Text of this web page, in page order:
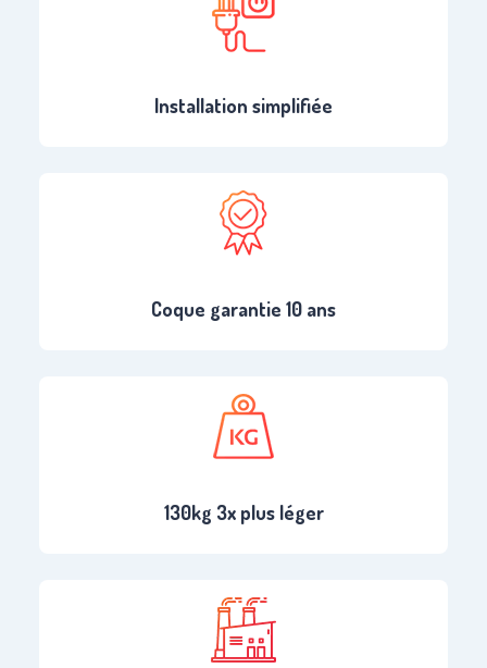
Installation simplifiée
Coque garantie 10 ans
130kg 3x plus léger